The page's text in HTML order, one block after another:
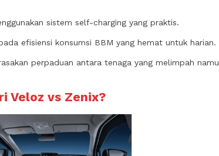
sistem self-charging yang praktis.
efisiensi konsumsi BBM yang hemat untuk harian.
perpaduan antara tenaga yang melimpah
Veloz vs Zenix?